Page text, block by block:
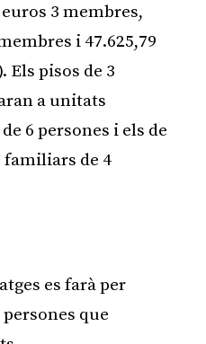
3 membres,
i 47.625,79
Els pisos de 3
a unitats
6 persones i els de
de 4
es farà per
que